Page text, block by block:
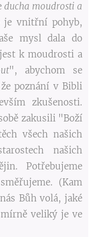
ducha moudrosti a
je vnitřní pohyb,
mysl dala do
k moudrosti a
", abychom se
poznání v Bibli
zkušenosti.
zakusili "Boží
všech našich
našich
Potřebujeme
(Kam
Bůh volá, jaké
veliký je ve